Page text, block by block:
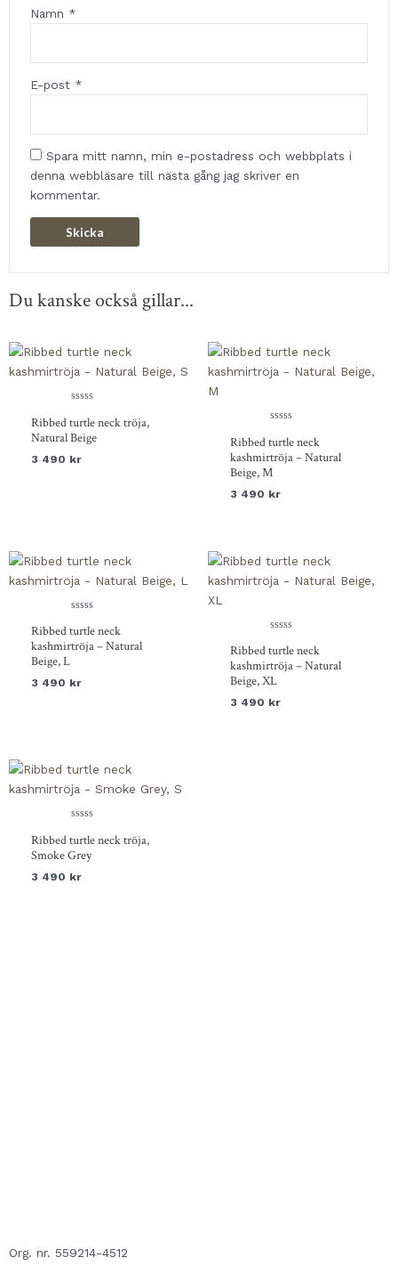
Namn *
E-post *
Spara mitt namn, min e-postadress och webbplats i
denna webbläsare till nästa gång jag skriver en
kommentar.
Du kanske också gillar...
0
av
5
Ribbed turtle neck tröja,
Natural Beige
3 490 kr
0
5
Ribbed turtle neck
kashmirtröja – Natural
Beige, M
3 490 kr
0
5
Ribbed turtle neck
kashmirtröja – Natural
Beige, L
3 490 kr
0
5
Ribbed turtle neck
kashmirtröja – Natural
Beige, XL
3 490 kr
0
av
5
Ribbed turtle neck tröja,
Smoke Grey
3 490 kr
Org. nr. 559214-4512